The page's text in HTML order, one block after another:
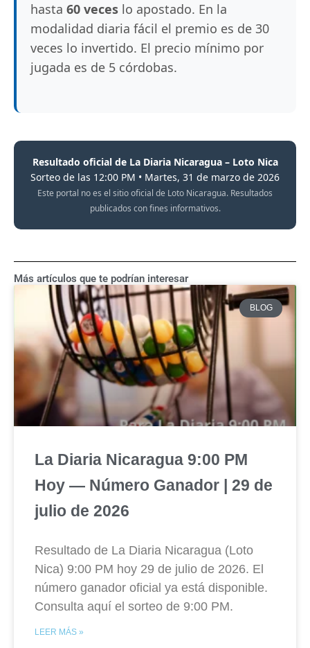
hasta 60 veces lo apostado. En la
modalidad diaria fácil el premio es de 30
veces lo invertido. El precio mínimo por
jugada es de 5 córdobas.
Resultado oficial de La Diaria Nicaragua – Loto Nica
Sorteo de las 12:00 PM • Martes, 31 de marzo de 2026
Este portal no es el sitio oficial de Loto Nicaragua. Resultados
publicados con fines informativos.
Más artículos que te podrían interesar
BLOG
La Diaria Nicaragua 9:00 PM
Hoy — Número Ganador | 29 de
julio de 2026
Resultado de La Diaria Nicaragua (Loto
Nica) 9:00 PM hoy 29 de julio de 2026. El
número ganador oficial ya está disponible.
Consulta aquí el sorteo de 9:00 PM.
LEER MÁS »